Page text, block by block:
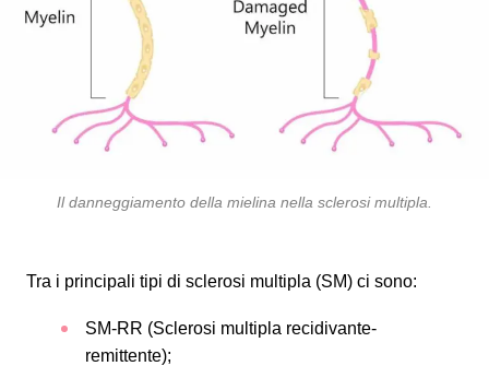
Il danneggiamento della mielina nella sclerosi multipla
Tra i principali tipi di sclerosi multipla (SM) ci sono:
SM-RR (Sclerosi multipla recidivante-
remittente);